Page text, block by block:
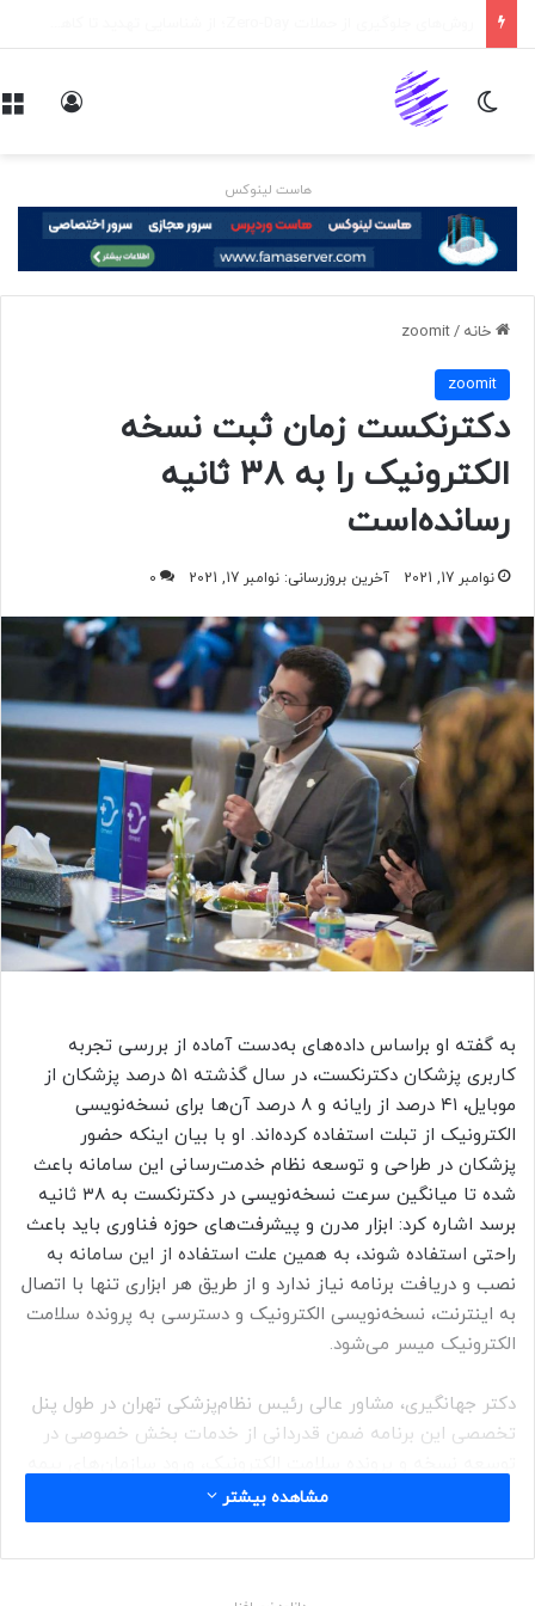
تغییر پوسته
هاست لینوکس
خانه /
zoomit
zoomit
دکترنکست زمان ثبت نسخه
الکترونیک را به ۳۸ ثانیه
رسانده‌‌است
نوامبر 17, 2021 آخرین بروزرسانی: نوامبر 17, 2021 0
به گفته او براساس داده‌های به‌دست آماده از بررسی تجربه
کاربری پزشکان دکترنکست، در سال گذشته ۵۱ درصد پزشکان از
موبایل،‌ ۴۱ درصد از رایانه و ۸ درصد آن‌ها برای نسخه‌نویسی
الکترونیک از تبلت استفاده کرده‌اند. او با بیان اینکه حضور
پزشکان در طراحی و توسعه نظام خدمت‌رسانی این سامانه باعث
شده تا میانگین سرعت نسخه‌نویسی در دکترنکست به ۳۸ ثانیه
برسد اشاره کرد: ابزار مدرن و پیشرفت‌های حوزه فناوری باید باعث
راحتی استفاده شوند،‌ به همین علت استفاده از این سامانه به
نصب و دریافت برنامه نیاز ندارد و از طریق هر ابزاری تنها با اتصال
به اینترنت، نسخه‌نویسی الکترونیک و دسترسی به پرونده سلامت
الکترونیک میسر می‌شود.
دکتر جهانگیری، مشاور عالی رئیس نظام‌پزشکی تهران در طول پنل
تخصصی این برنامه ضمن قدردانی از خدمات بخش خصوصی در
به مسیر نسخه الکترونیک را دلیل عدم امکان استفاده از
ظرفیت‌های بخش خصوصی دانست. او با اشاره به اهمیت حرکت
قانون‌مند شرکت‌های خصوصی، از امکانات ویژه دکترنکست در
مشاهده بیشتر